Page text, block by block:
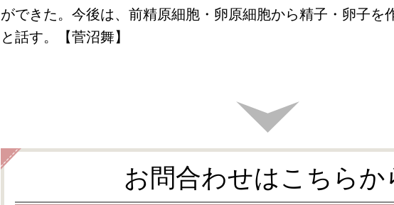
ができた。今後は、前精原細胞・卵原細胞から精子・卵子を
と話す。【菅沼舞】
お問合わせはこちらか